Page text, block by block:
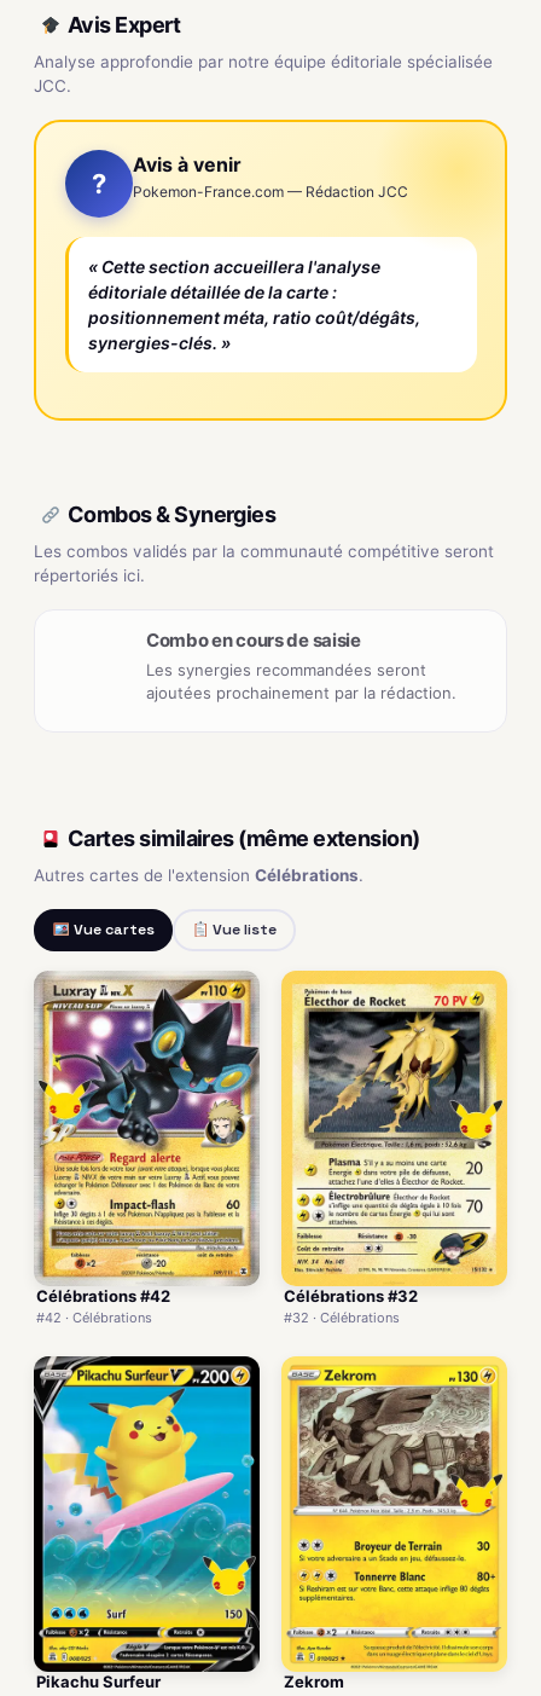
Avis Expert
Analyse approfondie par notre équipe éditoriale spécialisée
JCC.
?
Avis à venir
Pokemon-France.com — Rédaction JCC
« Cette section accueillera l'analyse
éditoriale détaillée de la carte :
positionnement méta, ratio coût/dégâts,
synergies-clés. »
Combos & Synergies
Les combos validés par la communauté compétitive seront
répertoriés ici.
Combo en cours de saisie
Les synergies recommandées seront
ajoutées prochainement par la rédaction.
Cartes similaires (même extension)
Autres cartes de l'extension Célébrations.
Vue cartes Vue liste
Célébrations #42
#42 · Célébrations
Célébrations #32
#32 · Célébrations
Pikachu Surfeur Zekrom